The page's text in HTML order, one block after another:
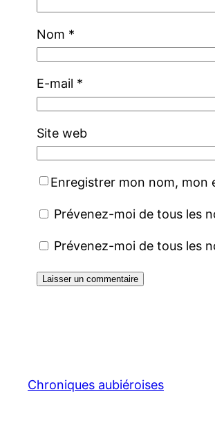
Nom *
E-mail *
Site web
Enregistrer mon nom, mon
Prévenez-moi de tous les
Prévenez-moi de tous les
Chroniques aubiéroises